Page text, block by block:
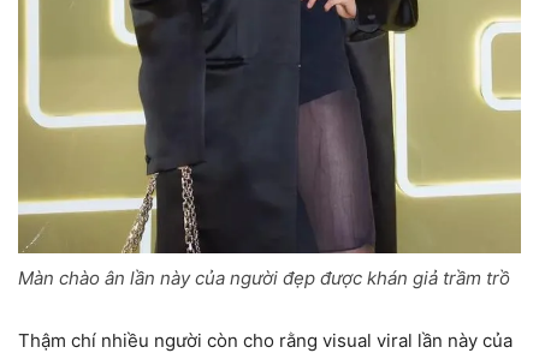
Màn chào ân lần này của người đẹp được khán giả trầm trồ
Thậm chí nhiều người còn cho rằng visual viral lần này của